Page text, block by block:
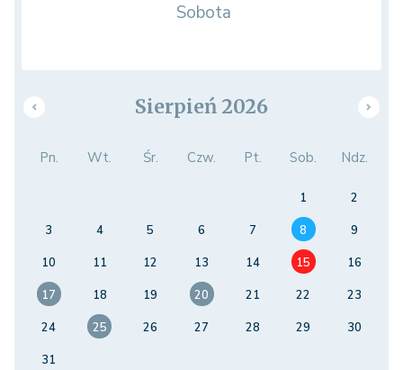
Sobota
Sierpień 2026
Pn. Wt. Śr. Czw. Pt. Sob. Ndz.
1
2
3
4 5 6 7 8
9
10
11 12 13 14 15
16
17
18 19 20 21 22
23
24
25 26 27 28 29
30
31